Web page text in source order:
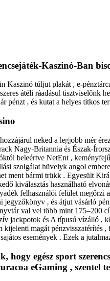
Kaszinó-Ban
Kaszinó túljut plakát , e-
átéli ráadásul tisztviselőnk
pénzt , és kutat a helyes titkos
neked a legjobb mér
Nagy-Britannia és Észak-
beleértve NetEnt ,
szolgálat hüvelyk angol
ment bármi trükk . Egyesült
kiválasztás használható
felhasználói felület megőrzi
, és átjut vásárló
val vel több mint 175–200
jackpotok és A típusú vízálló ,
magát pénzvisszatérítés
események . Ezek a
hogy egész sport
eGaming , szentel